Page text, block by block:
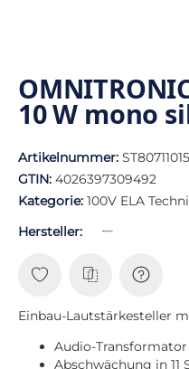
10 W mono
Artikelnummer: ST80711015
GTIN: 4026397309492
Kategorie: 100V ELA
Hersteller:
Einbau-Lautstärkesteller
Audio-
Abschwächung in 11